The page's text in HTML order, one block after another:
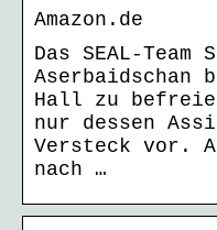
Amazon.de
Das SEAL-
Aserbaidschan
Hall zu
nur dessen
Versteck vor.
nach …